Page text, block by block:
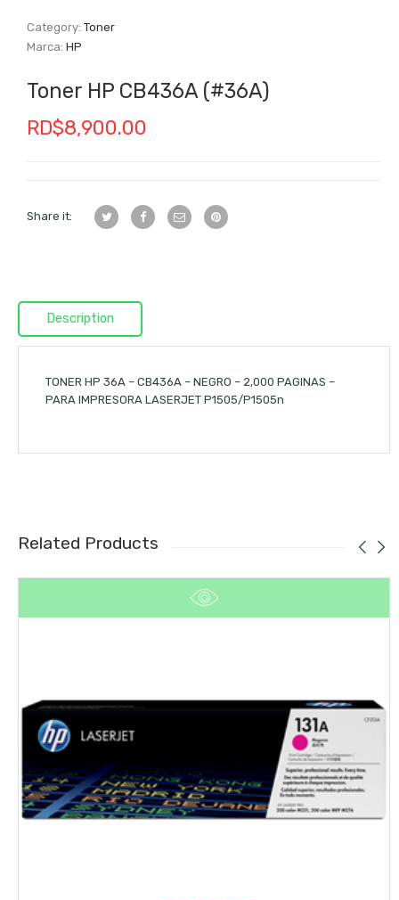
Category:Toner
Marca:HP
Toner HP CB436A (#36A)
RD$8,900.00
Share it:
Description
TONER HP 36A – CB436A – NEGRO – 2,000 PAGINAS –
PARA IMPRESORA LASERJET P1505/P1505n
Related Products